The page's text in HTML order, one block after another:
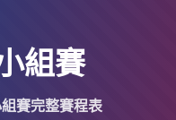
組賽
賽完整賽程表